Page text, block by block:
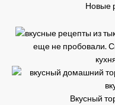
Новые
еще не пробовали.
Вкусный